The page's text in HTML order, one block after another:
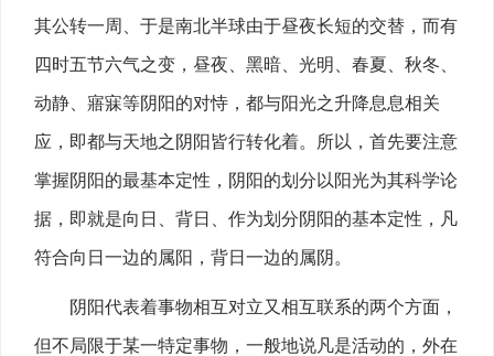
其公转一周、于是南北半球由于昼夜长短的交替，而有
四时五节六气之变，昼夜、黑暗、光明、春夏、秋冬、
动静、寤寐等阴阳的对恃，都与阳光之升降息息相关
应，即都与天地之阴阳皆行转化着。所以，首先要注意
掌握阴阳的最基本定性，阴阳的划分以阳光为其科学论
据，即就是向日、背日、作为划分阴阳的基本定性，凡
符合向日一边的属阳，背日一边的属阴。
阴阳代表着事物相互对立又相互联系的两个方面，
但不局限于某一特定事物，一般地说凡是活动的，外在